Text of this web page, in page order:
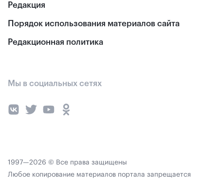
Редакция
Порядок использования материалов сайта
Редакционная политика
Мы в социальных сетях
1997—2026 © Все права защищены
Любое копирование материалов портала запрещается